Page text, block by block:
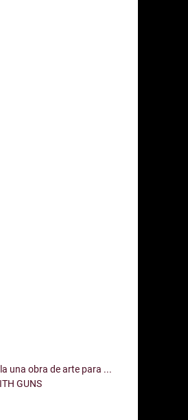
una obra de arte para ...
GUNS